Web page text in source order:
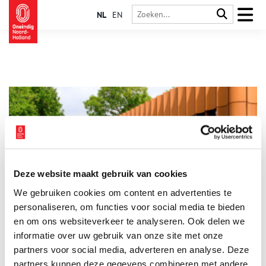
Deze website maakt gebruik van cookies
We gebruiken cookies om content en advertenties te
personaliseren, om functies voor social media te bieden
en om ons websiteverkeer te analyseren. Ook delen we
informatie over uw gebruik van onze site met onze
partners voor social media, adverteren en analyse. Deze
partners kunnen deze gegevens combineren met andere
NL EN
water ter wereld’
Met de Après Première’ van de documentaire ‘Het Beste water
ter wereld’ neemt Cruquius Museum de nieuwe filmzaal in het
museumpaviljoen in gebruik. Het filmprogramma bestaat in
totaal uit zeven korte films over de verschillende aspecten van
de watergeschiedenis van Haarlemmermeer. De nieuwste
aanwinst is de documentaire uit 2025 van Stichting Meerdoc
1 min